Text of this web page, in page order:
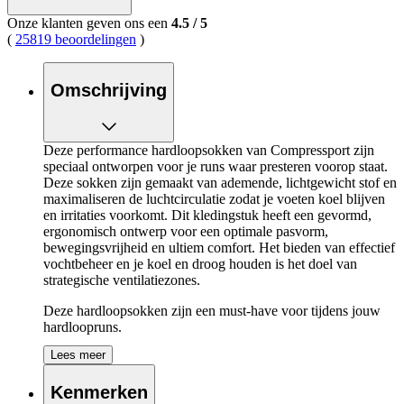
Onze klanten geven ons een 4.5 /5
( 25819 beoordelingen )
Omschrijving
Deze performance hardloopsokken van Compressport zijn
speciaal ontworpen voor je runs waar presteren voorop staat.
Deze sokken zijn gemaakt van ademende, lichtgewicht stof en
maximaliseren de luchtcirculatie zodat je voeten koel blijven
en irritaties voorkomt. Dit kledingstuk heeft een gevormd,
ergonomisch ontwerp voor een optimale pasvorm,
bewegingsvrijheid en ultiem comfort. Het bieden van effectief
vochtbeheer en je koel en droog houden is het doel van
strategische ventilatiezones.
Deze hardloopsokken zijn een must-have voor tijdens jouw
hardloopruns.
De kenmerken van de Compressport Pro
Racing Socks V4.0 Run Low op een rijtje:
Lees meer
Kenmerken